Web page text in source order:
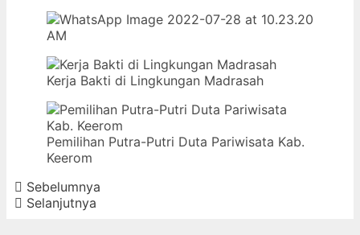
Kerja Bakti di Lingkungan Madrasah
Pemilihan Putra-Putri Duta Pariwisata Kab.
Keerom
Sebelumnya
Selanjutnya